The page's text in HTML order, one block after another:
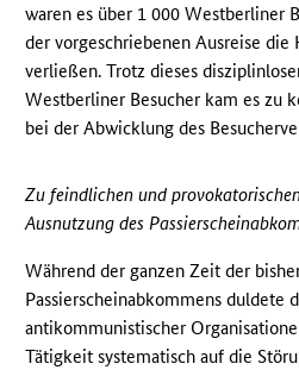
waren es über 1 000 Westberliner
der vorgeschriebenen Ausreise die
verließen. Trotz dieses
Westberliner Besucher kam es zu
bei der Abwicklung des
Zu feindlichen und
Ausnutzung des
Während der ganzen Zeit der
Passierscheinabkommens duldete
antikommunistischer
Tätigkeit systematisch auf die